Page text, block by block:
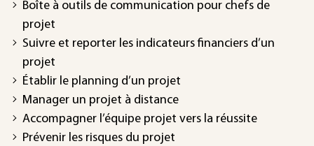
Boîte à outils de communication pour chefs de
projet
Suivre et reporter les indicateurs financiers d’un
projet
Établir le planning d’un projet
Manager un projet à distance
Accompagner l’équipe projet vers la réussite
Prévenir les risques du projet